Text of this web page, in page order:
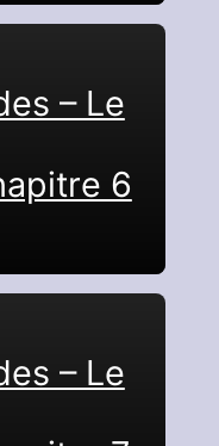
– Le
6
– Le